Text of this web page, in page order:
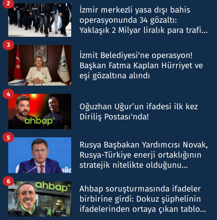
İzmir merkezli yasa dışı bahis
operasyonunda 34 gözaltı:
Yaklaşık 2 Milyar liralık para trafiği
2
İzmit Belediyesi'ne operasyon!
Başkan Fatma Kaplan Hürriyet ve
eşi gözaltına alındı
3
Oğuzhan Uğur’un ifadesi ilk kez
Diriliş Postası'nda!
4
Rusya Başbakan Yardımcısı Novak,
Rusya-Türkiye enerji ortaklığının
stratejik nitelikte olduğunu
5
Ahbap soruşturmasında ifadeler
birbirine girdi: Dokuz şüphelinin
ifadelerinden ortaya çıkan tablo
6